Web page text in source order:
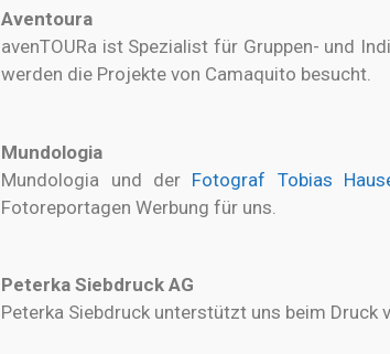
Aventoura
avenTOURa ist Spezialist für Gruppen- und
werden die Projekte von Camaquito besucht.
Mundologia
Mundologia und der Fotograf Tobias
Fotoreportagen Werbung für uns.
Peterka Siebdruck AG
Peterka Siebdruck unterstützt uns beim Druck